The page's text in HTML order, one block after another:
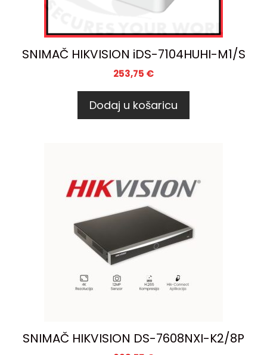
SNIMAČ HIKVISION iDS-7104HUHI-M1/S
253,75 €
Dodaj u košaricu
SNIMAČ HIKVISION DS-7608NXI-K2/8P